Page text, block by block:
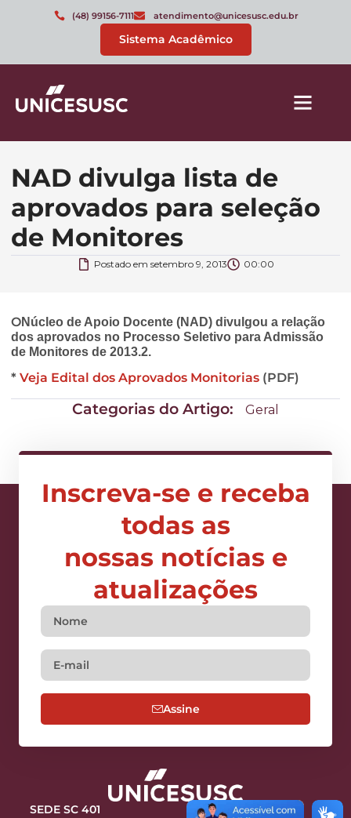
(48) 99156-7111 atendimento@unicesusc.edu.br
Sistema Acadêmico
NAD divulga lista de
aprovados para seleção
de Monitores
Postado em setembro 9, 2013 00:00
ONúcleo de Apoio Docente (NAD) divulgou a relação
dos aprovados no Processo Seletivo para Admissão
de Monitores de 2013.2.
* Veja Edital dos Aprovados Monitorias (PDF)
Categorias do Artigo: Geral
Inscreva-se e receba
todas as
nossas notícias e
atualizações
Assine
SEDE SC 401